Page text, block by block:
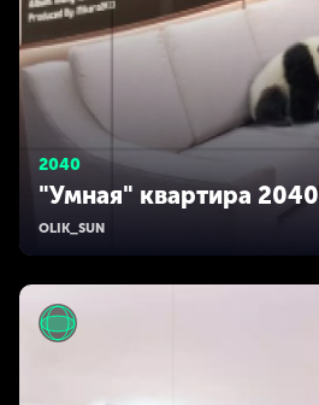
2040
"Умная" квартира 2040
OLIK_SUN